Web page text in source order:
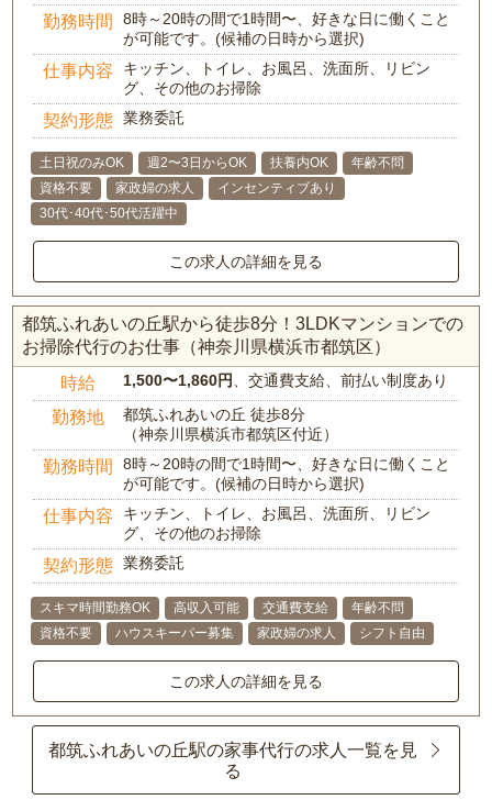
勤務時間
8時～20時の間で1時間〜、好きな日に働くこと
が可能です。(候補の日時から選択)
仕事内容
キッチン、トイレ、お風呂、洗面所、リビン
グ、その他のお掃除
契約形態 業務委託
土日祝のみOK 週2〜3日からOK 扶養内OK
年齢不問
資格不要
家政婦の求人
インセンティブあり
30代･40代･50代活躍中
この求人の詳細を見る
都筑ふれあいの丘駅から徒歩8分！3LDKマンションでの
お掃除代行のお仕事（神奈川県横浜市都筑区）
時給 1,500〜1,860円、交通費支給、前払い制度あり
勤務地
都筑ふれあいの丘 徒歩8分
（神奈川県横浜市都筑区付近）
勤務時間
8時～20時の間で1時間〜、好きな日に働くこと
が可能です。(候補の日時から選択)
仕事内容
キッチン、トイレ、お風呂、洗面所、リビン
グ、その他のお掃除
契約形態 業務委託
スキマ時間勤務OK 高収入可能 交通費支給
年齢不問
資格不要
ハウスキーパー募集 家政婦の求人 シフト自由
この求人の詳細を見る
都筑ふれあいの丘駅の家事代行の求人一覧を見
る